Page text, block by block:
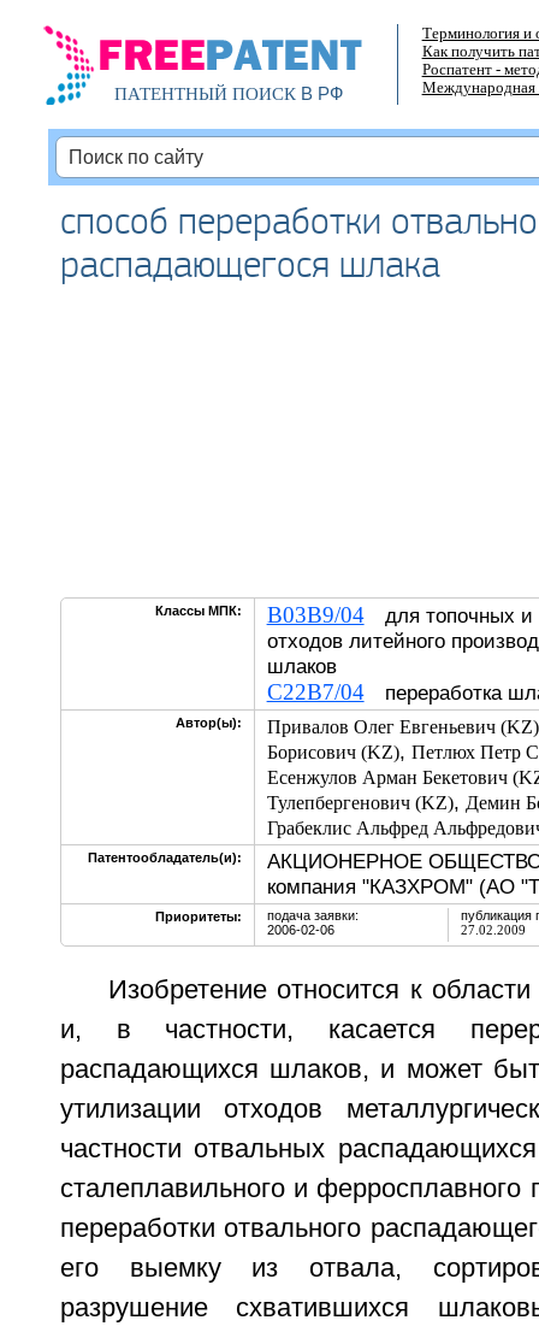
ПАТЕНТНЫЙ ПОИСКВ РФ
Терминология и
Как получить
Роспатент -
Международная
способ переработки
распадающегося шлака
Классы МПК: B03B9/04для топочных и
отходов литейного
шлаков
C22B7/04переработка
Автор(ы): Привалов Олег Евгеньевич (KZ)
Борисович (KZ), Петлюх Петр
Есенжулов Арман Бекетович
Тулепбергенович (KZ), Демин
Грабеклис Альфред
Патентообладатель(и):
АКЦИОНЕРНОЕ ОБЩЕСТВО
компания "КАЗХРОМ" (АО
Приоритеты:
подача заявки:
2006-02-06
публикация
27.02.2009
Изобретение относится к
и, в частности, касается
распадающихся шлаков, и может
утилизации отходов
частности отвальных
сталеплавильного и ферросплавного
переработки отвального
его выемку из отвала,
разрушение схватившихся